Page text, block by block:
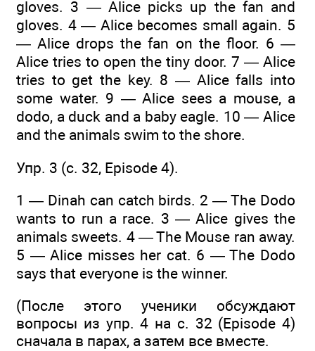
gloves. 3 — Alice picks up the fan and
gloves. 4 — Alice becomes small again. 5
— Alice drops the fan on the floor. 6 —
Alice tries to open the tiny door. 7 — Alice
tries to get the key. 8 — Alice falls into
some water. 9 — Alice sees a mouse, a
dodo, a duck and a baby eagle. 10 — Alice
and the animals swim to the shore.
Упр. 3 (c. 32, Episode 4).
1 — Dinah can catch birds. 2 — The Dodo
wants to run a race. 3 — Alice gives the
animals sweets. 4 — The Mouse ran away.
5 — Alice misses her cat. 6 — The Dodo
says that everyone is the winner.
(После этого ученики обсуждают
вопросы из упр. 4 на с. 32 (Episode 4)
сначала в парах, а затем все вместе.